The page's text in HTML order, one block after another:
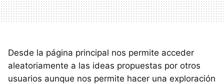
Desde la página principal nos permite acceder
aleatoriamente a las ideas propuestas por otros
usuarios aunque nos permite hacer una exploración